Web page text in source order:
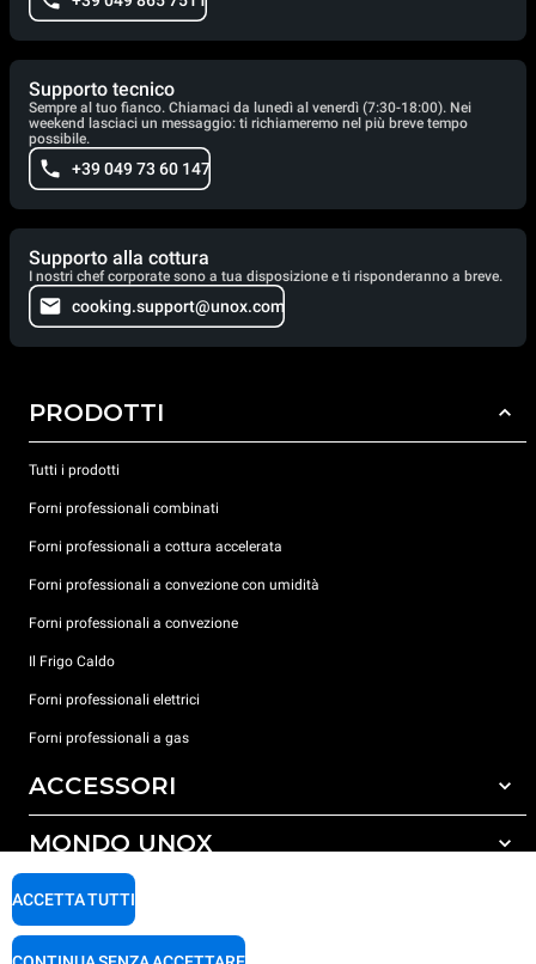
Supporto tecnico
Sempre al tuo fianco. Chiamaci da lunedì al venerdì (7:30-18:00). Nei
weekend lasciaci un messaggio: ti richiameremo nel più breve tempo
possibile.
+39 049 73 60 147
Supporto alla cottura
I nostri chef corporate sono a tua disposizione e ti risponderanno a breve.
cooking.support@unox.com
PRODOTTI
Tutti i prodotti
Forni professionali combinati
Forni professionali a cottura accelerata
Forni professionali a convezione con umidità
Forni professionali a convezione
Il Frigo Caldo
Forni professionali elettrici
Forni professionali a gas
ACCESSORI
Tutti gli accessori
Detergenti per lavaggio automatico
Detergenti per lavaggio manuale
Trattamento acqua con filtro a resine
MONDO UNOX
Le nostre sedi nel mondo
Carriere Unox
SUPPORTO
Garanzia Unox
ACCETTA TUTTI